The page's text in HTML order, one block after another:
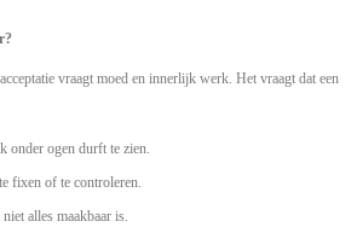
vraagt moed en innerlijk werk. Het vraagt dat een
onder ogen durft te zien.
fixen of te controleren.
alles maakbaar is.